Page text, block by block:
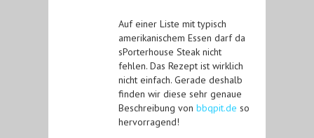
Auf einer Liste mit typisch
amerikanischem Essen darf da
sPorterhouse Steak nicht
fehlen. Das Rezept ist wirklich
nicht einfach. Gerade deshalb
finden wir diese sehr genaue
Beschreibung von bbqpit.de so
hervorragend!